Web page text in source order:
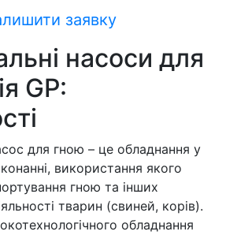
заявку
насоси для
GP:
для гною – це обладнання у
використання якого
гною та інших
тварин (свиней, корів).
обладнання